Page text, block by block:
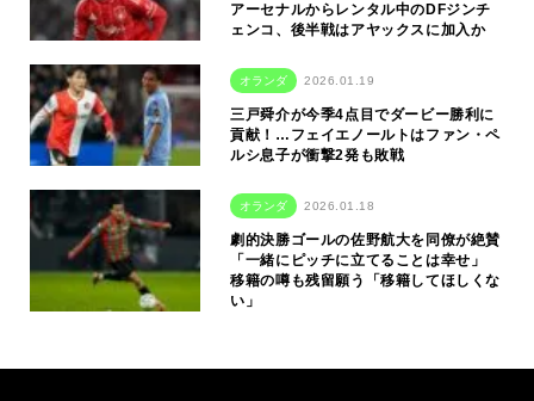
アーセナルからレンタル中のDFジンチ
ェンコ、後半戦はアヤックスに加入か
オランダ 2026.01.19
三戸舜介が今季4点目でダービー勝利に
貢献！…フェイエノールトはファン・ペ
ルシ息子が衝撃2発も敗戦
オランダ 2026.01.18
劇的決勝ゴールの佐野航大を同僚が絶賛
「一緒にピッチに立てることは幸せ」
移籍の噂も残留願う「移籍してほしくな
い」